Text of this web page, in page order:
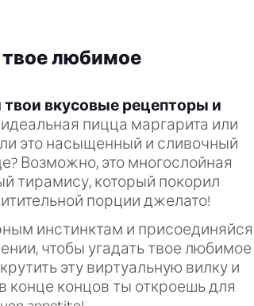
твое любимое
вкусовые рецепторы и
идеальная пицца маргарита или
это насыщенный и сливочный
Возможно, это многослойная
тирамису, который покорил
порции джелато!
инстинктам и присоединяйся
чтобы угадать твое любимое
эту виртуальную вилку и
конце концов ты откроешь для